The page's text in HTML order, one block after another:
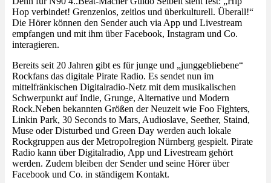
Hop verbindet! Grenzenlos, zeitlos und überkulturell. Überall!“
Die Hörer können den Sender auch via App und Livestream
empfangen und mit ihm über Facebook, Instagram und Co.
interagieren.
Bereits seit 20 Jahren gibt es für junge und „junggebliebene“
Rockfans das digitale Pirate Radio. Es sendet nun im
mittelfränkischen Digitalradio-Netz mit dem musikalischen
Schwerpunkt auf Indie, Grunge, Alternative und Modern
Rock.Neben bekannten Größen der Neuzeit wie Foo Fighters,
Linkin Park, 30 Seconds to Mars, Audioslave, Seether, Staind,
Muse oder Disturbed und Green Day werden auch lokale
Rockgruppen aus der Metropolregion Nürnberg gespielt. Pirate
Radio kann über Digitalradio, App und Livestream gehört
werden. Zudem bleiben der Sender und seine Hörer über
Facebook und Co. in ständigem Kontakt.